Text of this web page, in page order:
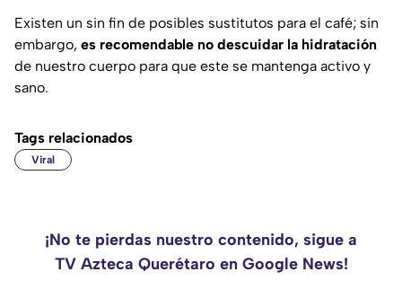
Existen un sin fin de posibles sustitutos para el café; sin
embargo, es recomendable no descuidar la hidratación
de nuestro cuerpo para que este se mantenga activo y
sano.
Tags relacionados
Viral
¡No te pierdas nuestro contenido, sigue a
TV Azteca Querétaro en Google News!